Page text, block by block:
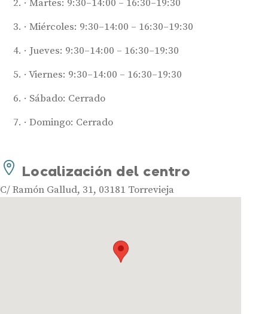
Martes: 9:30–14:00 – 16:30–19:30
Miércoles: 9:30–14:00 – 16:30–19:30
Jueves: 9:30–14:00 – 16:30–19:30
Viernes: 9:30–14:00 – 16:30–19:30
Sábado: Cerrado
Domingo: Cerrado
Localización del centro
C/ Ramón Gallud, 31, 03181 Torrevieja
Tipos de audífonos para la sordera
Audífonos baratos
Audífonos invisibles
Audífonos potentes